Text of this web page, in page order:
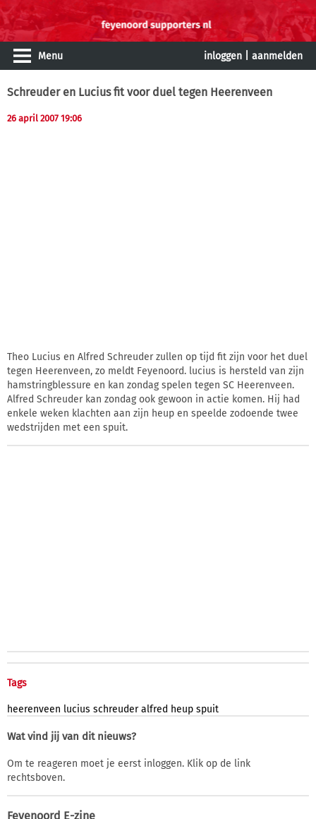
Menu inloggen aanmelden
Schreuder en Lucius fit voor duel tegen Heerenveen
26 april 2007 19:06
Theo Lucius en Alfred Schreuder zullen op tijd fit zijn voor het duel
tegen Heerenveen, zo meldt Feyenoord. lucius is hersteld van zijn
hamstringblessure en kan zondag spelen tegen SC Heerenveen.
Alfred Schreuder kan zondag ook gewoon in actie komen. Hij had
enkele weken klachten aan zijn heup en speelde zodoende twee
wedstrijden met een spuit.
Tags
heerenveen lucius schreuder alfred heup spuit
Wat vind jij van dit nieuws?
Om te reageren moet je eerst inloggen. Klik op de link
rechtsboven.
Feyenoord E-zine